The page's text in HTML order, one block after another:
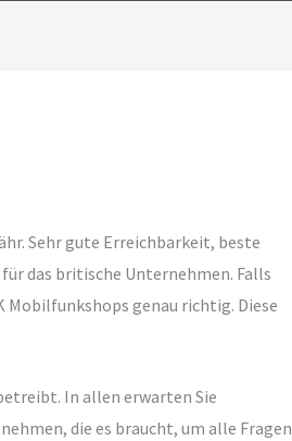
Sehr gute Erreichbarkeit, beste
das britische Unternehmen. Falls
Mobilfunkshops genau richtig. Diese
In allen erwarten Sie
die es braucht, um alle Fragen